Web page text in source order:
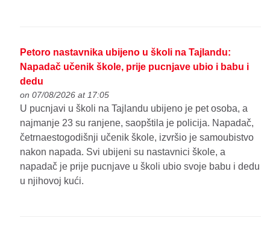
Petoro nastavnika ubijeno u školi na Tajlandu:
Napadač učenik škole, prije pucnjave ubio i babu i
dedu
on 07/08/2026 at 17:05
U pucnjavi u školi na Tajlandu ubijeno je pet osoba, a
najmanje 23 su ranjene, saopštila je policija. Napadač,
četrnaestogodišnji učenik škole, izvršio je samoubistvo
nakon napada. Svi ubijeni su nastavnici škole, a
napadač je prije pucnjave u školi ubio svoje babu i dedu
u njihovoj kući.